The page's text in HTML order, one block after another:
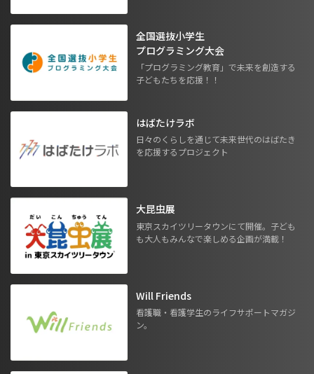
全国選抜小学生
プログラミング大会
「プログラミング教育」で未来を創造する
子どもたちを応援！！
はばたけラボ
日々のくらしを通じて未来世代のはばたき
を応援するプロジェクト
大昆虫展
東京スカイツリータウンにて開催。子ども
も大人もみんなで楽しめる企画が満載！
Will Friends
看護職・看護学生のライフサポートマガジ
ン。